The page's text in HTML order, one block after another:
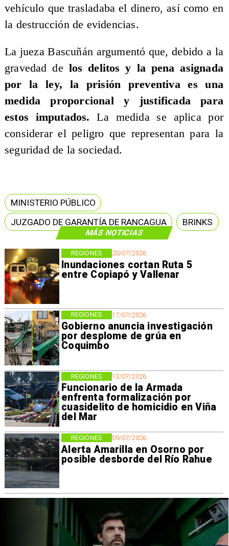
MÁS NOTICIAS
20/07/2026
Inundaciones cortan Ruta 5
entre Copiapó y Vallenar
REGIONES
17/07/2026
Gobierno anuncia investigación
por desplome de grúa en
Coquimbo
REGIONES
13/07/2026
Funcionario de la Armada
enfrenta formalización por
cuasidelito de homicidio en Viña
del Mar
REGIONES
09/07/2026
Alerta Amarilla en Osorno por
posible desborde del Río Rahue
REGIONES
vehículo que trasladaba el dinero, así como en
la destrucción de evidencias.
La jueza Bascuñán argumentó que, debido a la
gravedad de los delitos y la pena asignada
por la ley, la prisión preventiva es una
medida proporcional y justificada para
estos imputados. La medida se aplica por
considerar el peligro que representan para la
seguridad de la sociedad.​
MINISTERIO PÚBLICO
JUZGADO DE GARANTÍA DE RANCAGUA
BRINKS